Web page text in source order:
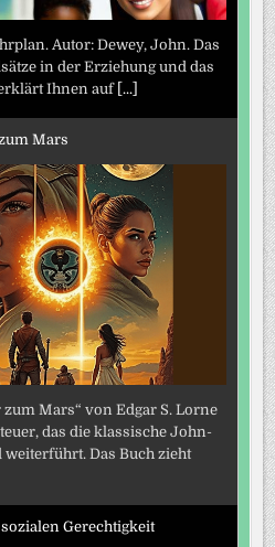
Autor: Dewey, John. Das
in der Erziehung und das
Ihnen auf [...]
Mars
Mars“ von Edgar S. Lorne
das die klassische John-
weiterführt. Das Buch zieht
Gerechtigkeit